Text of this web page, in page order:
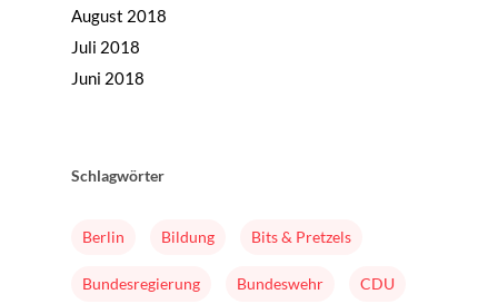
August 2018
Juli 2018
Juni 2018
Schlagwörter
Berlin Bildung Bits & Pretzels
Bundesregierung Bundeswehr CDU
Mission & Initiator
Folgen